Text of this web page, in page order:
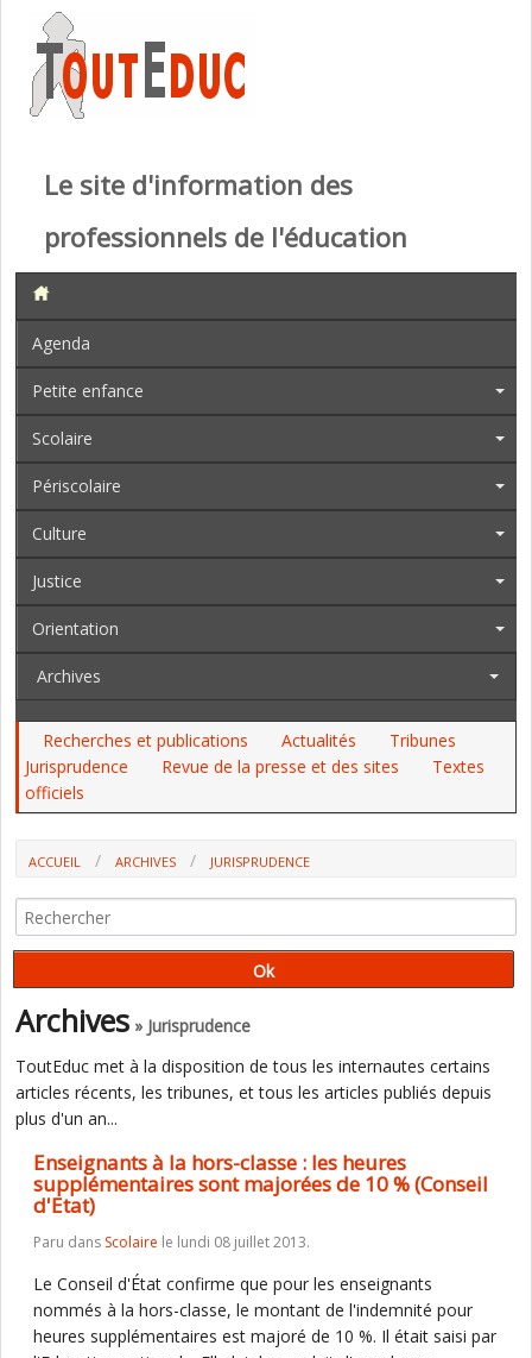
Le site d'information des
professionnels de l'éducation
Agenda
Petite enfance
Scolaire
Périscolaire
Culture
Justice
Orientation
Archives
Recherches et publications Actualités
Tribunes
Jurisprudence
Revue de la presse et des sites
Textes
officiels
ACCUEIL ARCHIVES
JURISPRUDENCE
SONT MAJORÉES DE 10 % (CONSEIL D'ETAT)
Archives » Jurisprudence
ToutEduc met à la disposition de tous les internautes certains
articles récents, les tribunes, et tous les articles publiés depuis
plus d'un an...
Enseignants à la hors-classe : les heures
supplémentaires sont majorées de 10 % (Conseil
d'Etat)
Paru dans Scolaire le lundi 08 juillet 2013.
Le Conseil d'État confirme que pour les enseignants
nommés à la hors-classe, le montant de l'indemnité pour
heures supplémentaires est majoré de 10 %. Il était saisi par